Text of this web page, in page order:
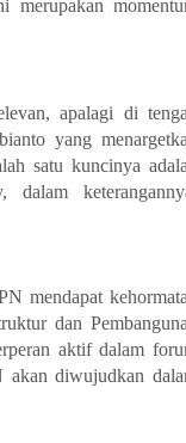
merupakan
apalagi di
yang
satu kuncinya
dalam
mendapat
dan
aktif dalam
akan diwujudkan